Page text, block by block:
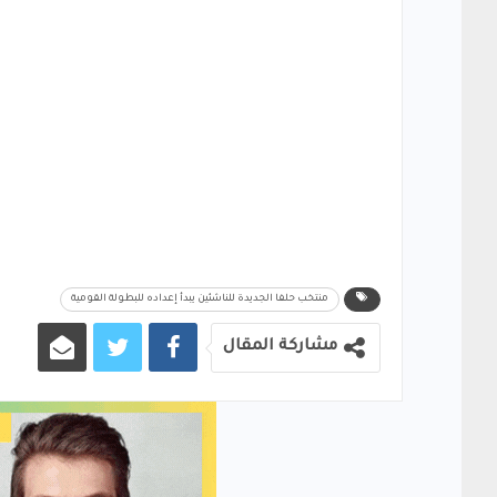
منتخب حلفا الجديدة للناشئين يبدأ إعداده للبطولة القومية
مشاركة المقال